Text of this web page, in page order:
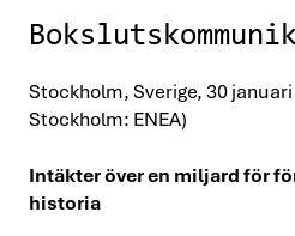
Stockholm, Sverige, 30
Stockholm: ENEA)
Intäkter över en miljard för
historia